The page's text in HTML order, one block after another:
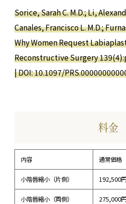
Sorice, Sarah C. M.D.; Li,
Canales, Francisco L. M.D.;
Why Women Request
Reconstructive Surgery
| DOI: 10.1097/
料金
内容 通常価格
小陰唇縮小（片側） 192,500
小陰唇縮小（両側） 275,000